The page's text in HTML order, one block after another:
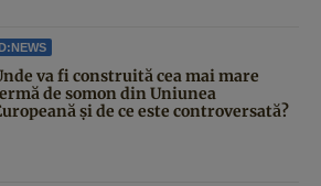
va fi construită cea mai mare
de somon din Uniunea
și de ce este controversată?